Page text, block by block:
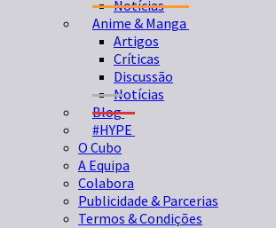
Notícias
Anime & Manga
Artigos
Críticas
Discussão
Notícias
Blog
#HYPE
O Cubo
A Equipa
Colabora
Publicidade & Parcerias
Termos & Condições